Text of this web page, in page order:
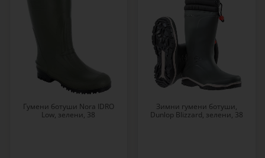
Гумени ботуши Nora IDRO
Low, зелени, 38
Зимни гумени ботуши,
Dunlop Blizzard, зелени, 38